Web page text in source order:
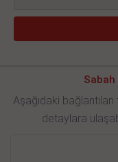
Aşağıdaki
detaylara